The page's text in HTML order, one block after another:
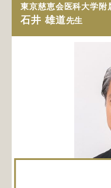
東京慈恵会医科大学附
石井 雄道先生